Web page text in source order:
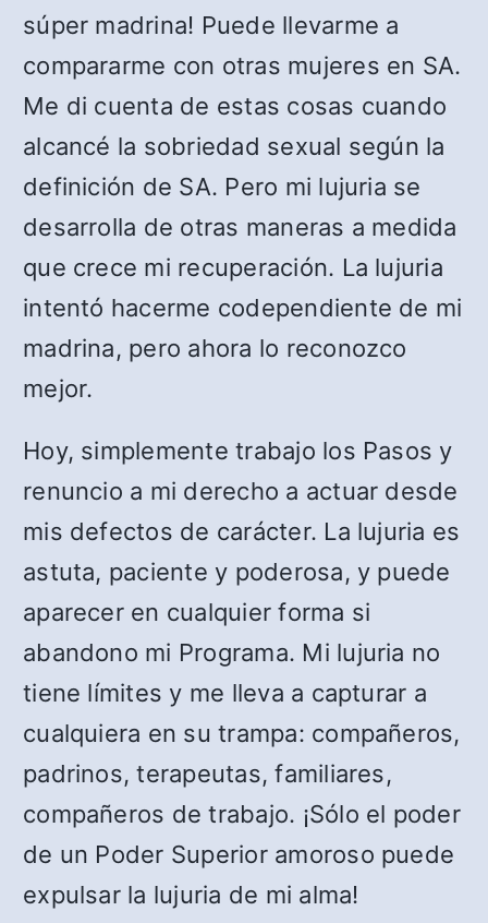
súper madrina! Puede llevarme a
compararme con otras mujeres en SA.
Me di cuenta de estas cosas cuando
alcancé la sobriedad sexual según la
definición de SA. Pero mi lujuria se
desarrolla de otras maneras a medida
que crece mi recuperación. La lujuria
intentó hacerme codependiente de mi
madrina, pero ahora lo reconozco
mejor.
Hoy, simplemente trabajo los Pasos y
renuncio a mi derecho a actuar desde
mis defectos de carácter. La lujuria es
astuta, paciente y poderosa, y puede
aparecer en cualquier forma si
abandono mi Programa. Mi lujuria no
tiene límites y me lleva a capturar a
cualquiera en su trampa: compañeros,
padrinos, terapeutas, familiares,
compañeros de trabajo. ¡Sólo el poder
de un Poder Superior amoroso puede
expulsar la lujuria de mi alma!